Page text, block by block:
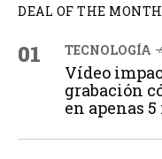
DEAL OF THE MONTH
01 TECNOLOGÍA
Vídeo
grabación
en apenas